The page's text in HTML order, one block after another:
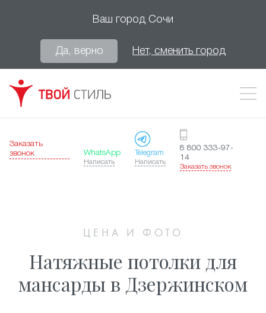
Ваш город Сочи
Да, верно Нет, сменить город
Заказать
звонок
WhatsApp
Написать
Telegram
Написать
8 800 333-97-
14
Заказать звонок
ЦЕНА И ФОТО
Натяжные потолки для
мансарды в Дзержинском